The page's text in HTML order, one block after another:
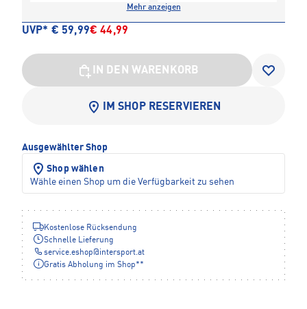
Mehr anzeigen
UVP* € 59,99€ 44,99
IN DEN WARENKORB
IM SHOP RESERVIEREN
Ausgewählter Shop
Shop wählen
Wähle einen Shop um die Verfügbarkeit zu sehen
Kostenlose Rücksendung
Schnelle Lieferung
service.eshop@intersport.at
Gratis Abholung im Shop**